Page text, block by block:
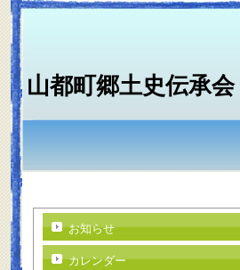
山都町郷土史伝承会
お知らせ
カレンダー